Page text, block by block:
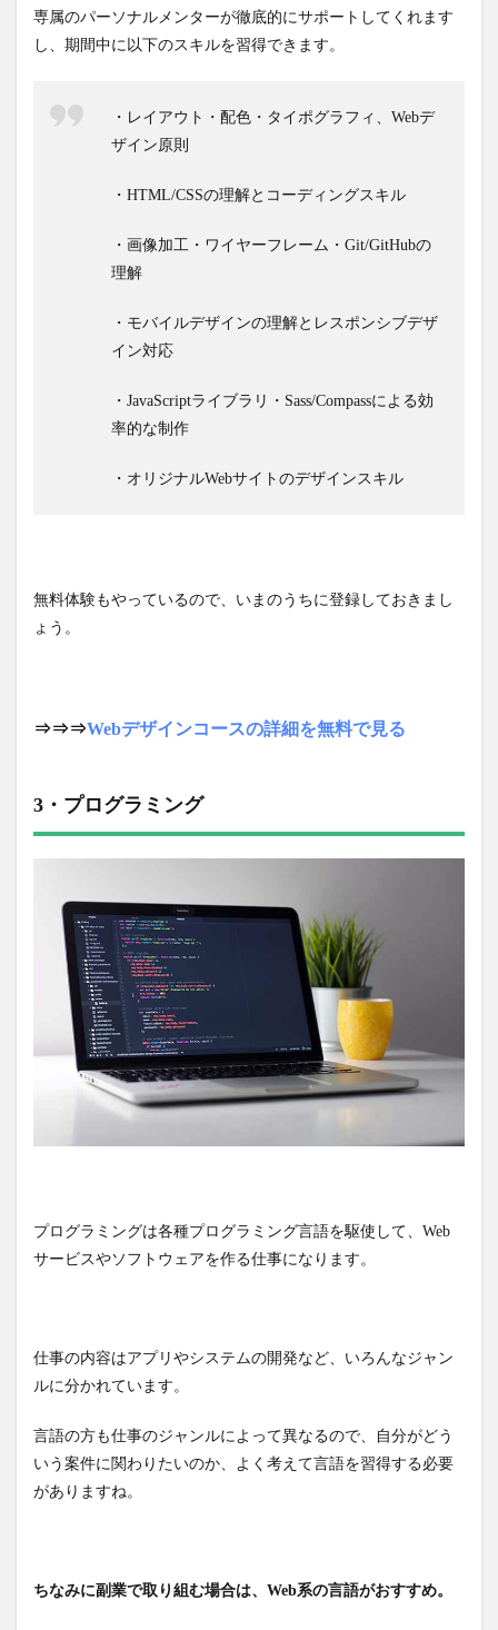
専属のパーソナルメンターが徹底的にサポートしてくれます
し、期間中に以下のスキルを習得できます。
・レイアウト・配色・タイポグラフィ、Webデ
ザイン原則
・HTML/CSSの理解とコーディングスキル
・画像加工・ワイヤーフレーム・Git/GitHubの
理解
・モバイルデザインの理解とレスポンシブデザ
イン対応
・JavaScriptライブラリ・Sass/Compassによる効
率的な制作
・オリジナルWebサイトのデザインスキル
無料体験もやっているので、いまのうちに登録しておきまし
ょう。
⇒⇒⇒Webデザインコースの詳細を無料で見る
3・プログラミング
プログラミングは各種プログラミング言語を駆使して、Web
サービスやソフトウェアを作る仕事になります。
仕事の内容はアプリやシステムの開発など、いろんなジャン
ルに分かれています。
言語の方も仕事のジャンルによって異なるので、自分がどう
いう案件に関わりたいのか、よく考えて言語を習得する必要
がありますね。
ちなみに副業で取り組む場合は、Web系の言語がおすすめ。